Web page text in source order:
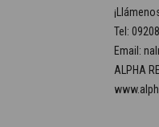
Tel:
Email:
ALPHA